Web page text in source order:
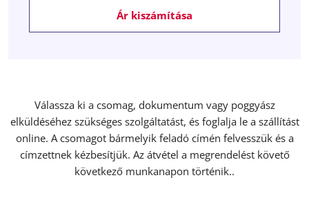
Ár kiszámítása
Válassza ki a csomag, dokumentum vagy poggyász
elküldéséhez szükséges szolgáltatást, és foglalja le a szállítást
online. A csomagot bármelyik feladó címén felvesszük és a
címzettnek kézbesítjük. Az átvétel a megrendelést követő
következő munkanapon történik..